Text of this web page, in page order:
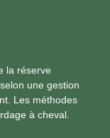
la réserve
une gestion
Les méthodes
à cheval.